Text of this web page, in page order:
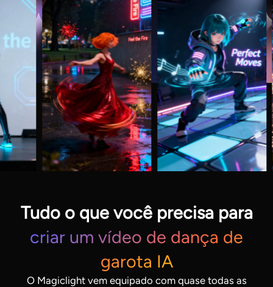
Tudo o que você precisa para
criar um vídeo de dança de
garota IA
O Magiclight vem equipado com quase todas as